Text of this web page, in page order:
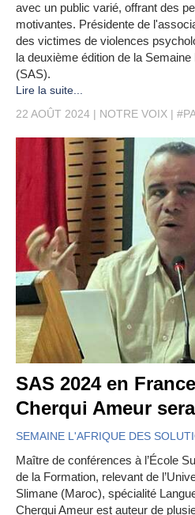
avec un public varié, offrant des
motivantes. Présidente de
des victimes de violences
la deuxième édition de la Semaine
(SAS).
Lire la suite...
22 AOÛT 2024
NOTRE VOIX
SAS 2024 en
Cherqui Ameur
SEMAINE L'AFRIQUE DES
Maître de conférences à l’École
de la Formation, relevant de
Slimane (Maroc), spécialité
Cherqui Ameur est auteur de